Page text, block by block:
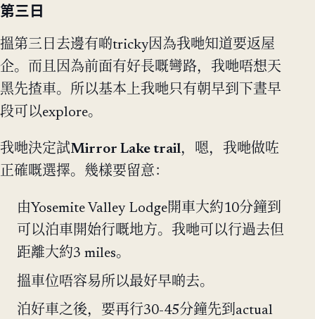
第三日
搵第三日去邊有啲tricky因為我哋知道要返屋
企。而且因為前面有好長嘅彎路，我哋唔想天
黑先揸車。所以基本上我哋只有朝早到下晝早
段可以explore。
我哋決定試Mirror Lake trail，嗯，我哋做咗
正確嘅選擇。幾樣要留意：
由Yosemite Valley Lodge開車大約10分鐘到
可以泊車開始行嘅地方。我哋可以行過去但
距離大約3 miles。
搵車位唔容易所以最好早啲去。
泊好車之後，要再行30-45分鐘先到actual